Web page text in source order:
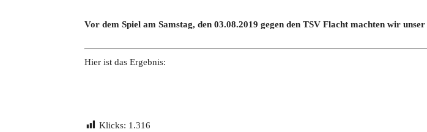
Vor dem Spiel am Samstag, den 03.08.2019 gegen den TSV Flacht machten wir
Hier ist das Ergebnis:
Klicks: 1.316